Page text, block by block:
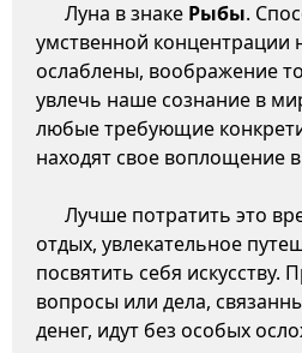
Луна в знаке Рыбы.
умственной концентрации
ослаблены, воображение
увлечь наше сознание в
любые требующие
находят свое воплощение
Лучше потратить это
отдых, увлекательное
посвятить себя искусству.
вопросы или дела,
денег, идут без особых